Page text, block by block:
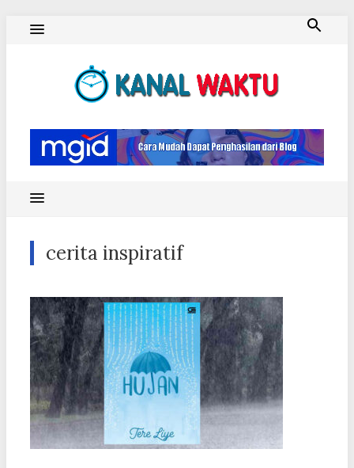
cerita inspiratif